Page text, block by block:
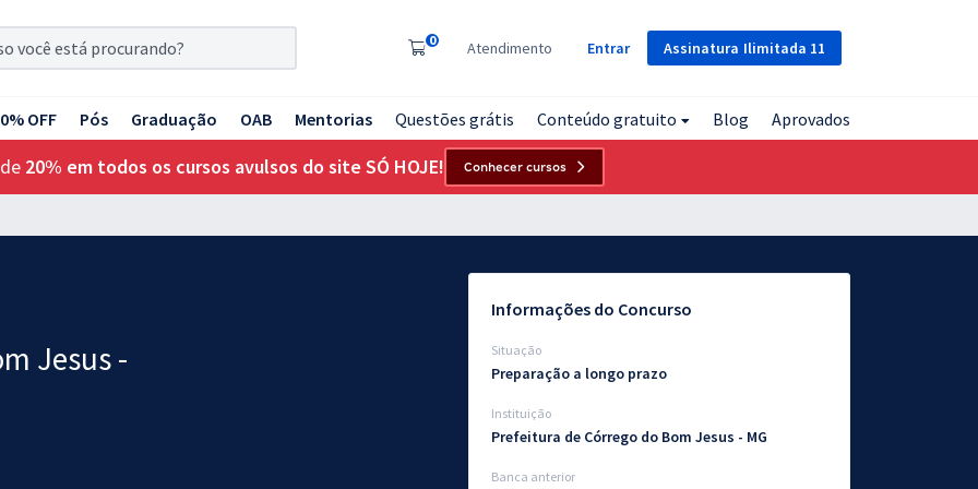
Assinatura Ilimitada 11
0 Atendimento Entrar
OFF Pós Graduação OAB Mentorias Questões grátis Conteúdo gratuito Blog Aprovados
20% em todos os cursos avulsos do site SÓ HOJE! Conhecer cursos
Jesus -
Informações do Concurso
Situação
Preparação a longo prazo
Instituição
Prefeitura de Córrego do Bom Jesus - MG
Banca anterior